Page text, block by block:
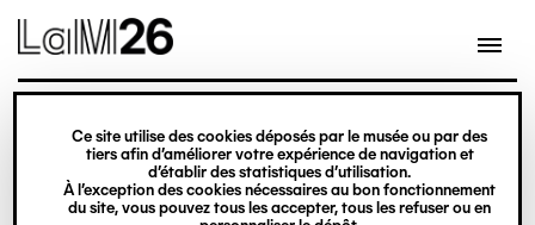
Gestion des cookies
Ce site utilise des cookies déposés par le musée ou par des
tiers afin d’améliorer votre expérience de navigation et
d’établir des statistiques d’utilisation.
À l’exception des cookies nécessaires au bon fonctionnement
du site, vous pouvez tous les accepter, tous les refuser ou en
Exposities archieven